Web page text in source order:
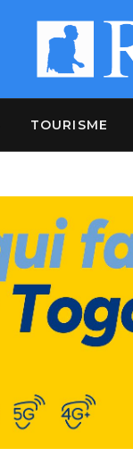
TOURISME